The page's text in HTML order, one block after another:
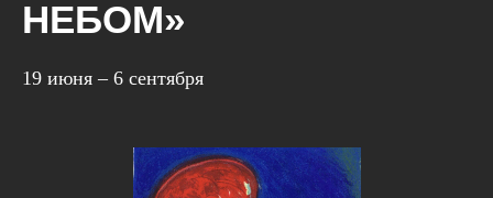
НЕБОМ»
19 июня – 6 сентября